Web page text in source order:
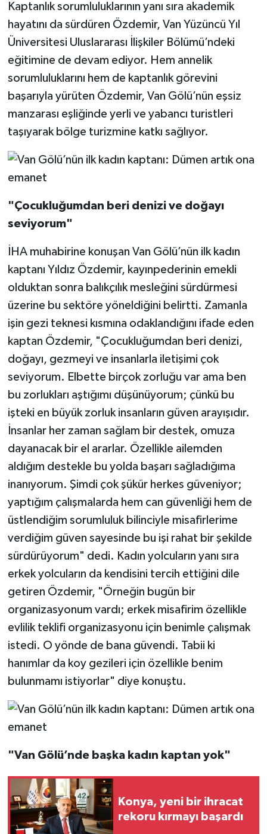
Kaptanlık sorumluluklarının yanı sıra akademik
hayatını da sürdüren Özdemir, Van Yüzüncü Yıl
Üniversitesi Uluslararası İlişkiler Bölümü’ndeki
eğitimine de devam ediyor. Hem annelik
sorumluluklarını hem de kaptanlık görevini
başarıyla yürüten Özdemir, Van Gölü’nün eşsiz
manzarası eşliğinde yerli ve yabancı turistleri
taşıyarak bölge turizmine katkı sağlıyor.
"Çocukluğumdan beri denizi ve doğayı
seviyorum"
İHA muhabirine konuşan Van Gölü’nün ilk kadın
kaptanı Yıldız Özdemir, kayınpederinin emekli
olduktan sonra balıkçılık mesleğini sürdürmesi
üzerine bu sektöre yöneldiğini belirtti. Zamanla
işin gezi teknesi kısmına odaklandığını ifade eden
kaptan Özdemir, "Çocukluğumdan beri denizi,
doğayı, gezmeyi ve insanlarla iletişimi çok
seviyorum. Elbette birçok zorluğu var ama ben
bu zorlukları aştığımı düşünüyorum; çünkü bu
işteki en büyük zorluk insanların güven arayışıdır.
İnsanlar her zaman sağlam bir destek, omuza
dayanacak bir el ararlar. Özellikle ailemden
aldığım destekle bu yolda başarı sağladığıma
inanıyorum. Şimdi çok şükür herkes güveniyor;
yaptığım çalışmalarda hem can güvenliği hem de
üstlendiğim sorumluluk bilinciyle misafirlerime
verdiğim güven sayesinde bu işi rahat bir şekilde
sürdürüyorum" dedi. Kadın yolcuların yanı sıra
erkek yolcuların da kendisini tercih ettiğini dile
getiren Özdemir, "Örneğin bugün bir
organizasyonum vardı; erkek misafirim özellikle
evlilik teklifi organizasyonu için benimle çalışmak
istedi. O yönde de bana güvendi. Tabii ki
hanımlar da koy gezileri için özellikle benim
bulunmamı istiyorlar" diye konuştu.
"Van Gölü’nde başka kadın kaptan yok"
Konya, yeni bir ihracat
rekoru kırmayı başardı